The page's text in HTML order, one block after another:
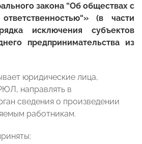
закона “Об обществах с
(в части
исключения субъектов
предпринимательства из
юридические лица,
направлять в
сведения о произведении
работникам.